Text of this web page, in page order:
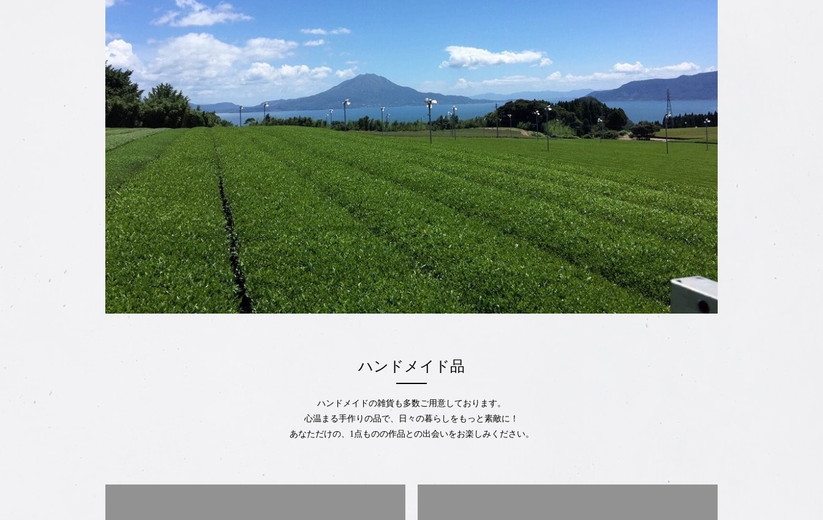
ハンドメイド品
ハンドメイドの雑貨も多数ご用意しております。
心温まる手作りの品で、日々の暮らしをもっと素敵に！
あなただけの、1点ものの作品との出会いをお楽しみください。